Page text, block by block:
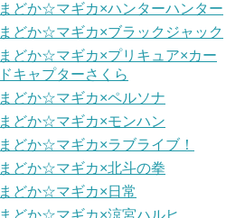
まどか☆マギカ×ハンターハンター
まどか☆マギカ×ブラックジャック
まどか☆マギカ×プリキュア×カー
ドキャプターさくら
まどか☆マギカ×ペルソナ
まどか☆マギカ×モンハン
まどか☆マギカ×ラブライブ！
まどか☆マギカ×北斗の拳
まどか☆マギカ×日常
まどか☆マギカ×涼宮ハルヒ